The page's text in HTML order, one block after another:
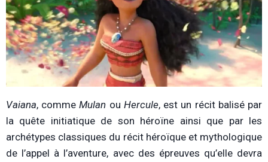
Vaiana, commeMulan ou Hercule, est un récit balisé par
la quête initiatique de son héroïne ainsi que par les
archétypes classiques du récit héroïque et mythologique
de l’appel à l’aventure, avec des épreuves qu’elle devra